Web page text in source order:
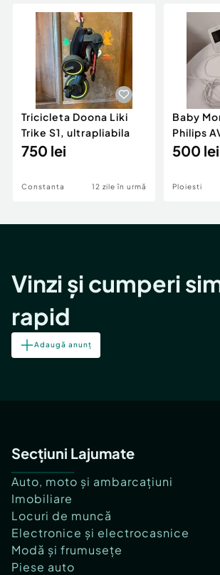
Servicii
Animale de companie
Afaceri și echipamente
Inchiriere Bunuri si Vehicule
Utilaje agricole si industriale
Piese auto si accesorii
Dacia Duster
Tricicleta Doona Liki
Trike S1, ultrapliabila
750 lei
Constanta 12 zile în urmă
Baby
Philips
500 lei
Ploiesti
Vinzi și cumperi
rapid
Adaugă anunț
Secțiuni Lajumate
Auto, moto și ambarcațiuni
Imobiliare
Locuri de muncă
Electronice și electrocasnice
Modă și frumusețe
Piese auto